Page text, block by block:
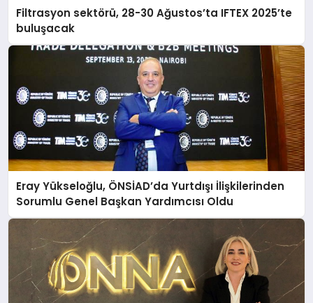
Filtrasyon sektörü, 28-30 Ağustos’ta IFTEX 2025’te
buluşacak
Eray Yükseloğlu, ÖNSİAD’da Yurtdışı İlişkilerinden
Sorumlu Genel Başkan Yardımcısı Oldu